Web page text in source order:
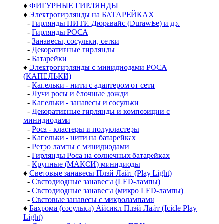
♦ ФИГУРНЫЕ ГИРЛЯНДЫ
♦ Электрогирлянды на БАТАРЕЙКАХ
- Гирлянды НИТИ Дюравайс (Durawise) и др.
- Гирлянды РОСА
- Занавесы, сосульки, сетки
- Декоративные гирлянды
- Батарейки
♦ Электрогирлянды с минидиодами РОСА
(КАПЕЛЬКИ)
- Капельки - нити с адаптером от сети
- Лучи росы и ёлочные дожди
- Капельки - занавесы и сосульки
- Декоративные гирлянды и композиции с
минидиодами
- Роса - кластеры и полукластеры
- Капельки - нити на батарейках
- Ретро лампы с минидиодами
- Гирлянды Роса на солнечных батарейках
- Крупные (МАКСИ) минидиоды
♦ Световые занавесы Плэй Лайт (Play Light)
- Светодиодные занавесы (LED-лампы)
- Светодиодные занавесы (микро LED-лампы)
- Световые занавесы с микролампами
♦ Бахрома (сосульки) Айсикл Плэй Лайт (Icicle Play
Light)